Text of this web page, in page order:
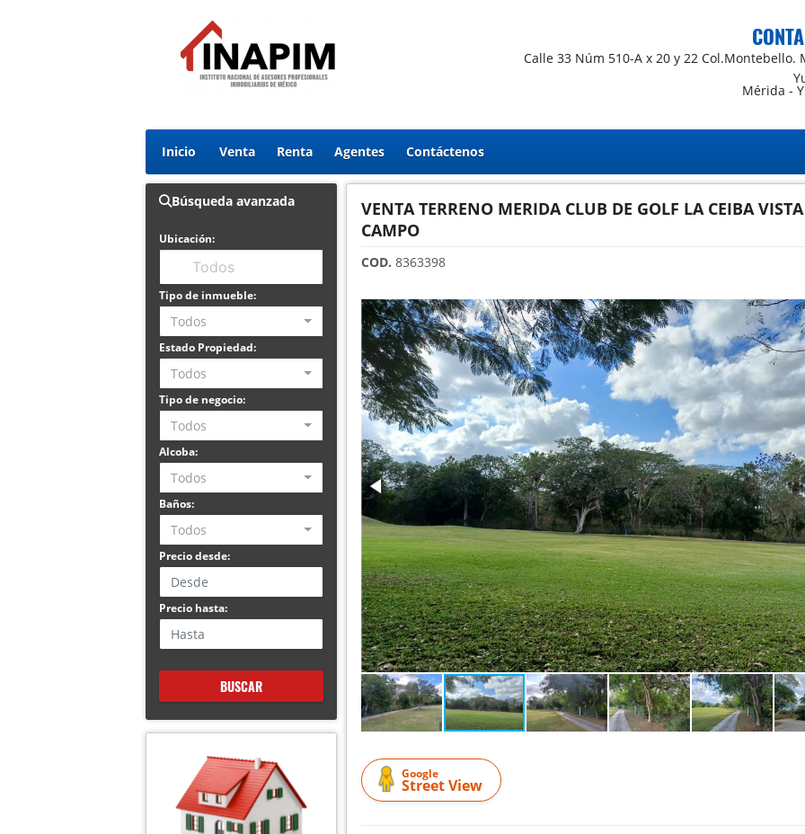
Calle 33 Núm 510-A x 20 y 22 Col.Montebello.
Mérida -
Inicio Venta Renta Agentes Contáctenos
Búsqueda avanzada
Ubicación:
Tipo de inmueble:
Todos
Estado Propiedad:
Todos
Tipo de negocio:
Todos
Alcoba:
Todos
Baños:
Todos
Precio desde:
Precio hasta:
BUSCAR
VENTA TERRENO MERIDA CLUB DE GOLF LA CEIBA
CAMPO
COD. 8363398
Google
Street View